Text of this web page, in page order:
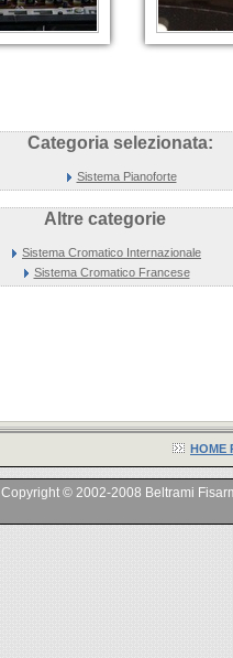
Categoria selezionata:
Sistema Pianoforte
Altre categorie
Sistema Cromatico Internazionale
Sistema Cromatico Francese
HOME
Copyright © 2002-2008 Beltrami